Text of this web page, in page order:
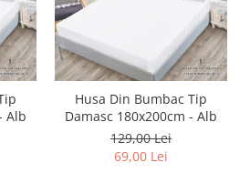
Alb
Husa Din Bumbac Tip
Damasc 180x200cm - Alb
129,00 Lei
69,00 Lei